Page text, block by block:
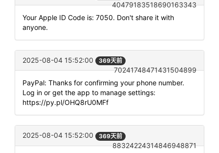
40479183518690163343
Your Apple ID Code is: 7050. Don't share it with
anyone.
2025-08-04 15:52:00 369天前
70241748471431504899
PayPal: Thanks for confirming your phone number.
Log in or get the app to manage settings:
https://py.pl/OHQ8rU0MFf
2025-08-04 15:52:00 369天前
88324224314846948871